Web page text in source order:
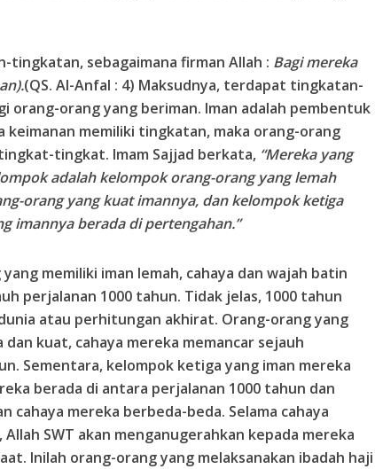
tingkatan, sebagaimana firman Allah : Bagi mereka
(QS. Al-Anfal : 4) Maksudnya, terdapat tingkatan-
orang yang beriman. Iman adalah pembentuk
keimanan memiliki tingkatan, maka orang-orang
tingkat. Imam Sajjad berkata, “Mereka yang
adalah kelompok orang-orang yang lemah
orang yang kuat imannya, dan kelompok ketiga
imannya berada di pertengahan.”
memiliki iman lemah, cahaya dan wajah batin
perjalanan 1000 tahun. Tidak jelas, 1000 tahun
atau perhitungan akhirat. Orang-orang yang
dan kuat, cahaya mereka memancar sejauh
Sementara, kelompok ketiga yang iman mereka
berada di antara perjalanan 1000 tahun dan
cahaya mereka berbeda-beda. Selama cahaya
SWT akan menganugerahkan kepada mereka
Inilah orang-orang yang melaksanakan ibadah haji